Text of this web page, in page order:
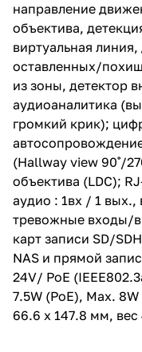
похищенных предметов,
выход из зоны, детектор
внешнего воздействия);
аудиоаналитика
разбитие стекла, взрыв,
громкий крик);
(24х), цифровое
автосопровождение;
обзора коридора
90˚/270˚); коррекция
объектива (LDC); RJ-45
Base-T Ethernet, аудио :
вых., встроенный
тревожные входы/
RS-485; 2 слота для карт
SD/SDHC/SDXC (до
поддержка NAS и
записи на ПК; питание
12V/AC 24V/ PoE
Max. 6.5W (12VDC), Max.
(PoE), Max. 8W (24VAC); -
+55°C; 73.1 x 66.6 x
направление
объектива,
виртуальная
оставленных/
из зоны, детектор
аудиоаналитика
громкий крик);
(Hallway view 90˚/
объектива (LDC);
аудио : 1вх / 1
тревожные входы/
карт записи SD/
NAS и прямой
24V/ PoE
7.5W (PoE), Max. 8W
66.6 x 147.8 мм, вес